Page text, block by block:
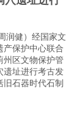
润健）经国家文
产保护中心联合
州区文物保护管
遗址进行考古发
旧石器时代石制